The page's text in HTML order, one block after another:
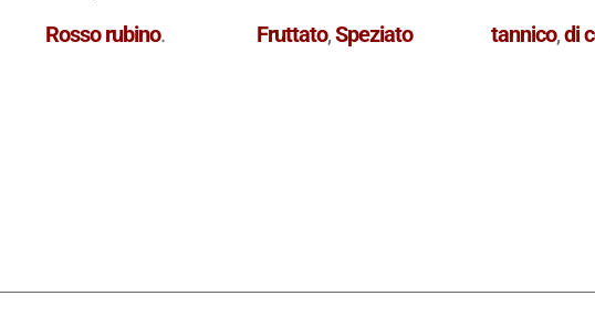
Rosso rubino.
Fruttato,Speziato
tannico,di